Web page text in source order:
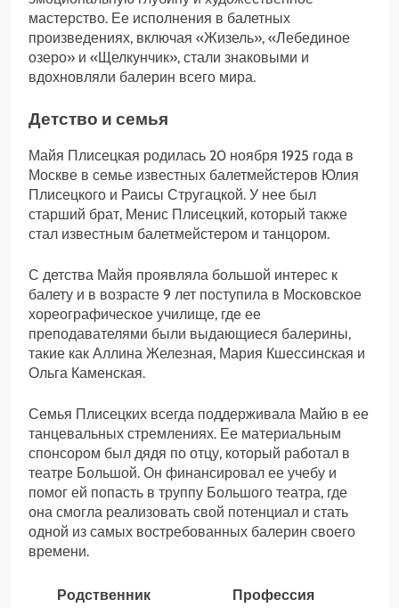
мастерство. Ее исполнения в балетных
произведениях, включая «Жизель», «Лебединое
озеро» и «Щелкунчик», стали знаковыми и
вдохновляли балерин всего мира.
Детство и семья
Майя Плисецкая родилась 20 ноября 1925 года в
Москве в семье известных балетмейстеров Юлия
Плисецкого и Раисы Стругацкой. У нее был
старший брат, Менис Плисецкий, который также
стал известным балетмейстером и танцором.
С детства Майя проявляла большой интерес к
балету и в возрасте 9 лет поступила в Московское
хореографическое училище, где ее
преподавателями были выдающиеся балерины,
такие как Аллина Железная, Мария Кшессинская и
Ольга Каменская.
Семья Плисецких всегда поддерживала Майю в ее
танцевальных стремлениях. Ее материальным
спонсором был дядя по отцу, который работал в
театре Большой. Он финансировал ее учебу и
помог ей попасть в труппу Большого театра, где
она смогла реализовать свой потенциал и стать
одной из самых востребованных балерин своего
времени.
Родственник
Профессия